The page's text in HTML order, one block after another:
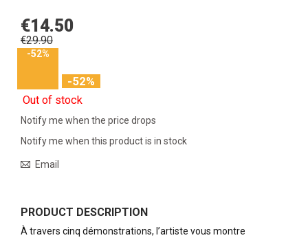
€14.50
€29.90
-52%
-52%
Out of stock
Notify me when the price drops
Notify me when this product is in stock
Email
PRODUCT DESCRIPTION
À travers cinq démonstrations, l’artiste vous montre